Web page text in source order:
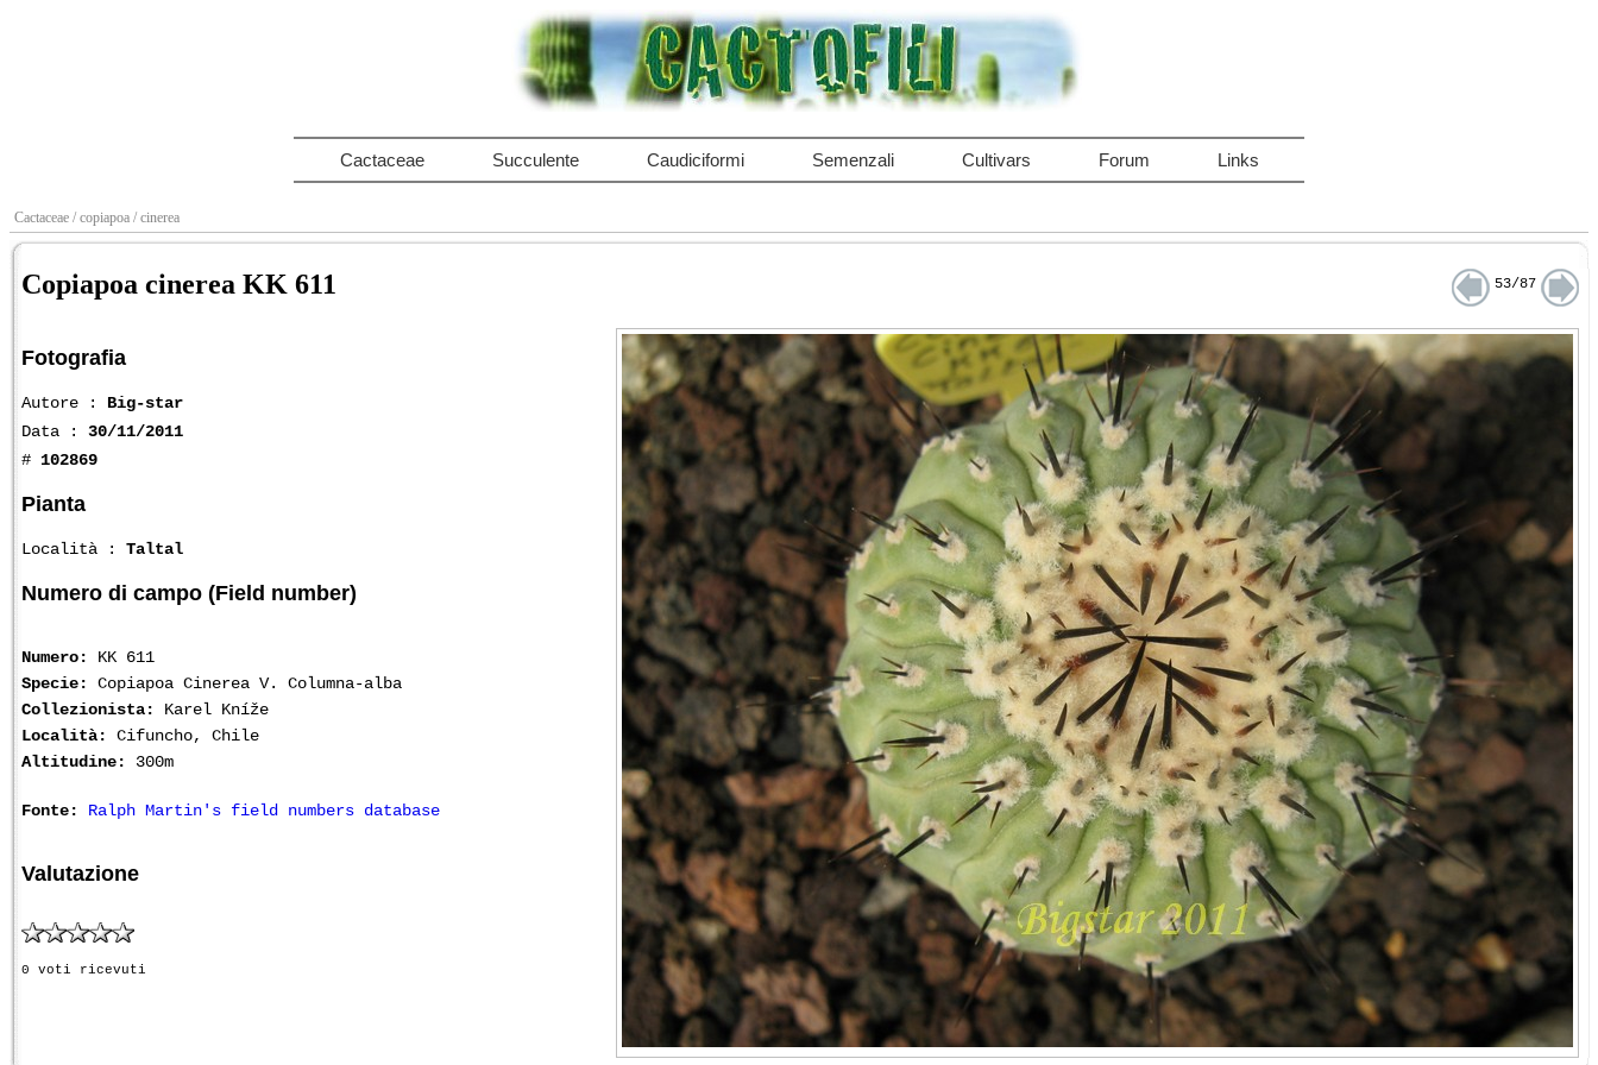
Cactaceae Succulente Caudiciformi Semenzali Cultivars Forum Links
Cactaceae / copiapoa / cinerea
Copiapoa cinerea KK 611 53/87
Fotografia
Autore : Big-star
Data : 30/11/2011
# 102869
Pianta
Località : Taltal
Numero di campo (Field number)
Numero:
KK 611
Specie:
Copiapoa Cinerea V. Columna-alba
Collezionista:
Karel Kníže
Località:
Cifuncho, Chile
Altitudine:
300m
Fonte: Ralph Martin's field numbers database
Valutazione
0 voti ricevuti